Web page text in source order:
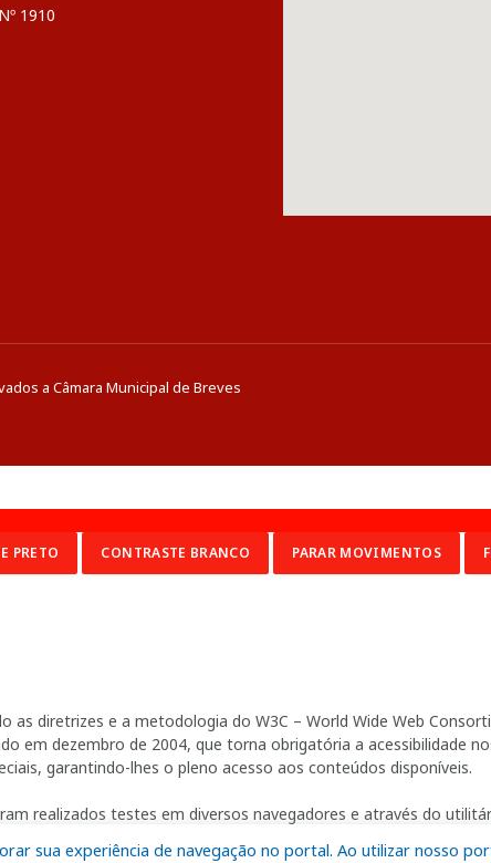
1910
a Câmara Municipal de Breves
sua experiência de navegação no portal. Ao utilizar nosso
PRETO CONTRASTE BRANCO PARAR MOVIMENTOS
as diretrizes e a metodologia do W3C – World Wide Web
em dezembro de 2004, que torna obrigatória a
garantindo-lhes o pleno acesso aos conteúdos disponíveis.
realizados testes em diversos navegadores e através do